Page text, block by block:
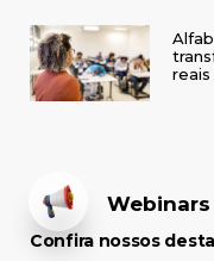
Confira nossos